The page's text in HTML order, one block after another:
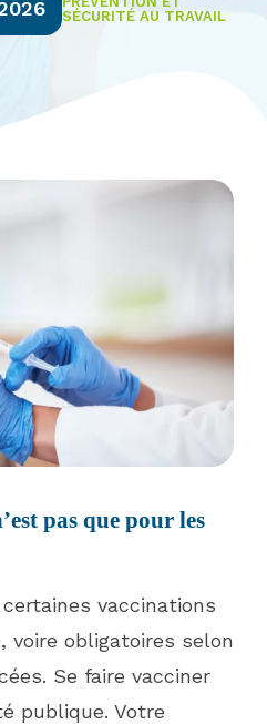
SÉCURITÉ AU TRAVAIL
pas que pour les
vaccinations
voire obligatoires selon
Se faire vacciner
publique. Votre